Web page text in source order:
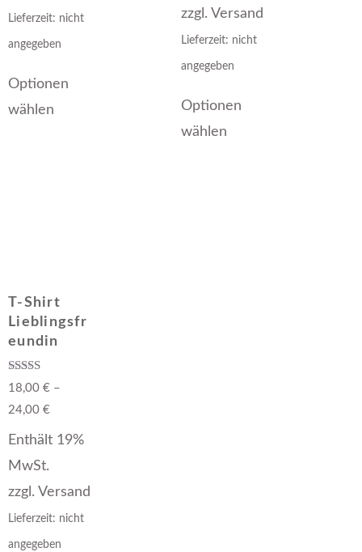
Lieferzeit: nicht
angegeben
Optionen
wählen
zzgl. Versand
Lieferzeit: nicht
angegeben
Optionen
wählen
T-Shirt
Lieblingsfr
eundin
Bewertet mit
5.00
von 5
18,00 € –
24,00 €
Enthält 19%
MwSt.
zzgl. Versand
Lieferzeit: nicht
angegeben